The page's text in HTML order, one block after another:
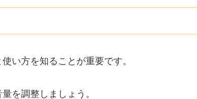
い方を知ることが重要です。
を調整しましょう。